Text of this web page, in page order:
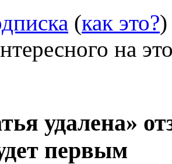
(как это?)
на
удалена»
первым